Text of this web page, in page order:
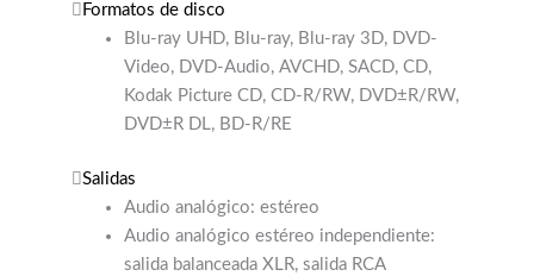
Formatos de disco
Blu-ray UHD, Blu-ray, Blu-ray 3D, DVD-
Video, DVD-Audio, AVCHD, SACD, CD,
Kodak Picture CD, CD-R/RW, DVD±R/RW,
DVD±R DL, BD-R/RE
Salidas
Audio analógico: estéreo
Audio analógico estéreo independiente:
salida balanceada XLR, salida RCA